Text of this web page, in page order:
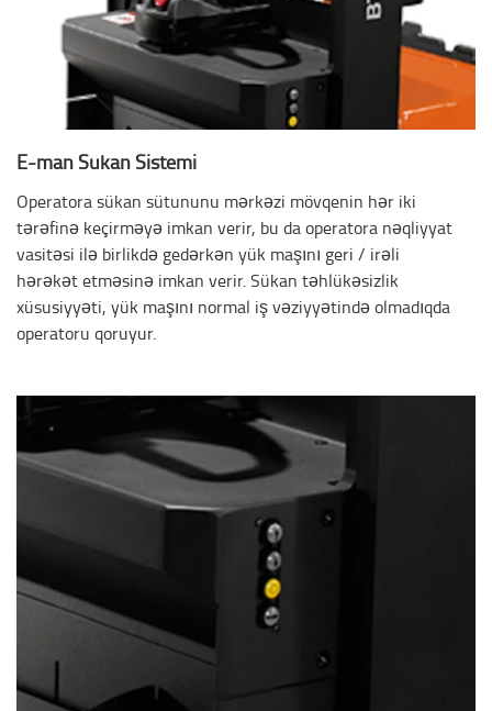
E-man Sükan Sistemi
Operatora sükan sütununu mərkəzi mövqenin hər iki
tərəfinə keçirməyə imkan verir, bu da operatora nəqliyyat
vasitəsi ilə birlikdə gedərkən yük maşını geri / irəli
hərəkət etməsinə imkan verir. Sükan təhlükəsizlik
xüsusiyyəti, yük maşını normal iş vəziyyətində olmadıqda
operatoru qoruyur.